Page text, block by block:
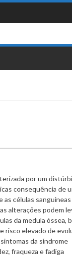
por um
consequência de
as células sanguíneas
alterações podem
da medula óssea,
risco elevado de
da síndrome
fraqueza e fadiga